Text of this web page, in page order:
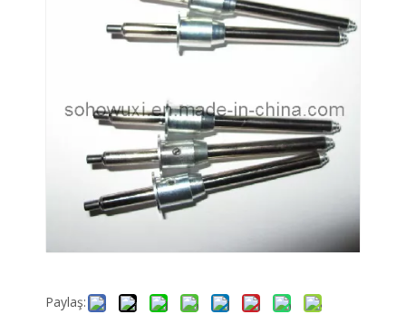
Paylaş: